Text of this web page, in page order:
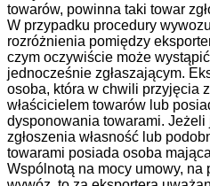
towarów, powinna taki towar
W przypadku procedury
rozróżnienia pomiędzy
czym oczywiście może
jednocześnie zgłaszającym.
osoba, która w chwili przyjęcia
właścicielem towarów lub
dysponowania towarami.
zgłoszenia własność lub
towarami posiada osoba
Wspólnotą na mocy umowy,